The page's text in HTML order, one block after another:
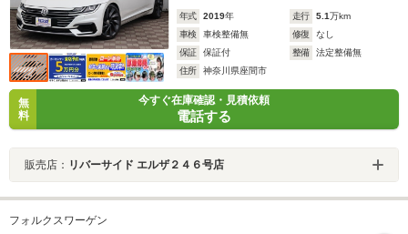
年式 2019年 走行 5.1万km
車検
車検整備無 修復
なし
保証
保証付 整備
法定整備無
住所
神奈川県座間市
無
料
今すぐ在庫確認・見積依頼
電話する
販売店： リバーサイド エルザ２４６号店
フォルクスワーゲン